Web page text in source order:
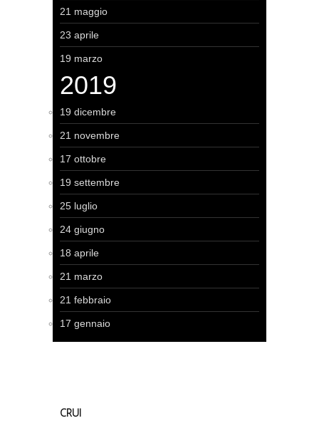
21 maggio
23 aprile
19 marzo
2019
19 dicembre
21 novembre
17 ottobre
19 settembre
25 luglio
24 giugno
18 aprile
21 marzo
21 febbraio
17 gennaio
CRUI